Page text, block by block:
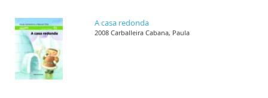
A casa redonda
2008 Carballeira Cabana, Paula